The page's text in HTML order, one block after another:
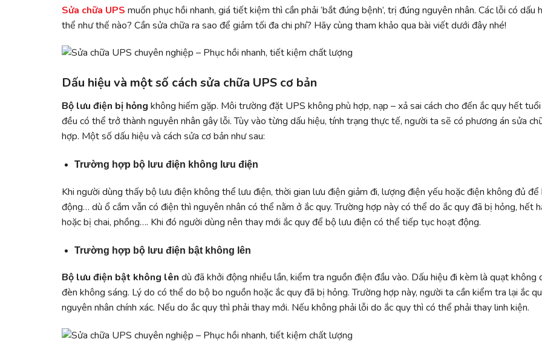
Sửa chữa UPS muốn phục hồi nhanh, giá tiết kiệm thì cần phải ‘bắt đúng bệnh’, trị đúng nguyên nhân. Các lỗi có dấu
thể như thế nào? Cần sửa chữa ra sao để giảm tối đa chi phí? Hãy cùng tham khảo qua bài viết dưới đây nhé!
Dấu hiệu và một số cách sửa chữa UPS cơ bản
Bộ lưu điện bị hỏng không hiếm gặp. Môi trường đặt UPS không phù hợp, nạp – xả sai cách cho đến ắc quy hết
đều có thể trở thành nguyên nhân gây lỗi. Tùy vào từng dấu hiệu, tính trạng thực tế, người ta sẽ có phương án sửa
hợp. Một số dấu hiệu và cách sửa cơ bản như sau:
Trường hợp bộ lưu điện không lưu điện
Khi người dùng thấy bộ lưu điện không thể lưu điện, thời gian lưu điện giảm đi, lượng điện yếu hoặc điện không đủ
động… dù ổ cắm vẫn có điện thì nguyên nhân có thể nằm ở ắc quy. Trường hợp này có thể do ắc quy đã bị hỏng, hết
hoặc bị chai, phồng…. Khi đó người dùng nên thay mới ắc quy để bộ lưu điện có thể tiếp tục hoạt động.
Trường hợp bộ lưu điện bật không lên
Bộ lưu điện bật không lên dù đã khởi động nhiều lần, kiểm tra nguồn điện đầu vào. Dấu hiệu đi kèm là quạt không
đèn không sáng. Lý do có thể do bộ bo nguồn hoặc ắc quy đã bị hỏng. Trường hợp này, người ta cần kiểm tra lại ắc
nguyên nhân chính xác. Nếu do ắc quy thì phải thay mới. Nếu không phải lỗi do ắc quy thì có thể phải thay linh kiện.